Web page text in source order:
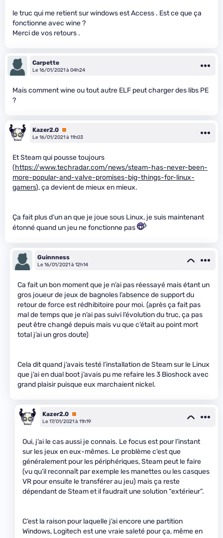
le truc qui me retient sur windows est Access . Est ce que ça
fonctionne avec wine ?
Merci de vos retours .
Carpette
Le 16/01/2021 à 04h24
Mais comment wine ou tout autre ELF peut charger des libs PE
?
Kazer2.0 Premium
Le 16/01/2021 à 11h03
Et Steam qui pousse toujours
(https://www.techradar.com/news/steam-has-never-been-
more-popular-and-valve-promises-big-things-for-linux-
gamers), ça devient de mieux en mieux.
Ça fait plus d’un an que je joue sous Linux, je suis maintenant
étonné quand un jeu ne fonctionne pas
Guinnness
Le 16/01/2021 à 12h14
Ca fait un bon moment que je n’ai pas réessayé mais étant un
gros joueur de jeux de bagnoles l’absence de support du
retour de force est rédhibitoire pour moi. (après ça fait pas
mal de temps que je n’ai pas suivi l’évolution du truc, ça pas
peut être changé depuis mais vu que c’était au point mort
total j’ai un gros doute)
Cela dit quand j’avais testé l’installation de Steam sur le Linux
que j’ai en dual boot j’avais pu me refaire les 3 Bioshock avec
grand plaisir puisque eux marchaient nickel.
Kazer2.0 Premium
Le 17/01/2021 à 11h19
Oui, j’ai le cas aussi je connais. Le focus est pour l’instant
sur les jeux en eux-mêmes. Le problème c’est que
généralement pour les périphériques, Steam peut le faire
(vu qu’il reconnaît par exemple les manettes ou les casques
VR pour ensuite le transférer au jeu) mais ça reste
dépendant de Steam et il faudrait une solution “extérieur”.
C’est la raison pour laquelle j’ai encore une partition
Windows, Logitech est une vraie saleté pour ça, même en